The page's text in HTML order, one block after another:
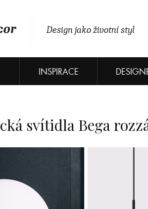
Design jako životní styl
INSPIRACE
svítidla Bega